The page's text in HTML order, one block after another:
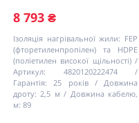
8 793 ₴
Ізоляція нагрівальної жили: FEP
(фторетиленпропілен) та HDPE
(поліетилен високої щільності)
Артикул:
4820120222474
Гарантія:
25 років
Довжина
дроту: 2,5 м
Довжина кабелю,
м: 89